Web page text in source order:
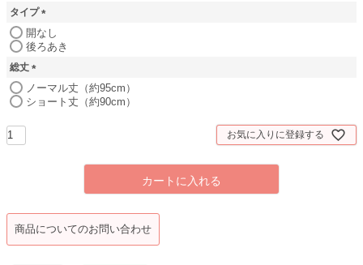
タイプ
(
必
開なし
後ろあき
総丈
(
必
ノーマル丈（約95cm）
ショート丈（約90cm）
お気に入りに登録する
カートに入れる
商品についてのお問い合わせ